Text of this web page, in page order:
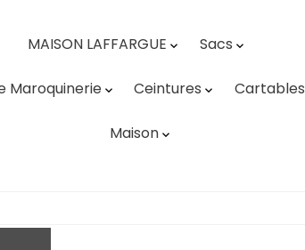
MAISON LAFFARGUE  Sacs 
Maroquinerie  Ceintures  Cartables
Maison 